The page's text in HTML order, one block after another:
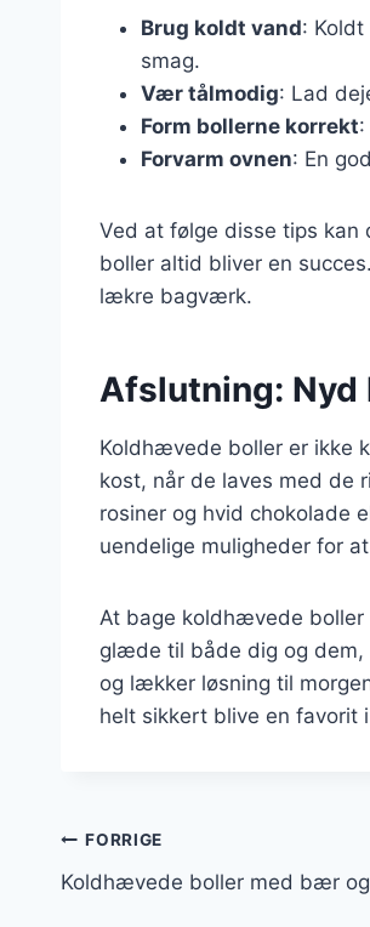
Brug koldt vand:
smag.
Vær tålmodig: Lad
Form bollerne korrekt
Forvarm ovnen: En
Ved at følge disse tips
boller altid bliver en
lækre bagværk.
Afslutning:
Koldhævede boller er ikke
kost, når de laves med de
rosiner og hvid chokolade
uendelige muligheder for
At bage koldhævede
glæde til både dig og dem,
og lækker løsning til
helt sikkert blive en favorit
Indlægsnavigation
FORRIGE
Koldhævede boller med bær